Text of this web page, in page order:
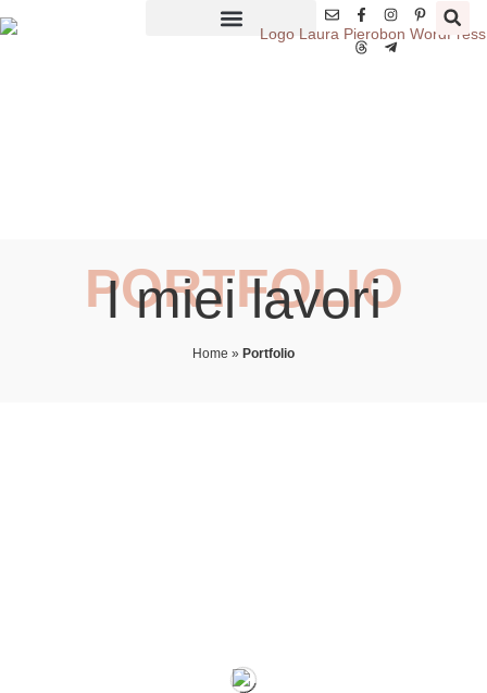
PORTFOLIO
I miei lavori
Home » Portfolio